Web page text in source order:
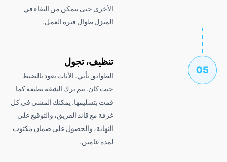
الأخرى حتى تتمكن من البقاء في
المنزل طوال فترة العمل.
تنظيف، تجول
الطوابق تأتي. الأثاث يعود بالضبط
حيث كان. يتم ترك الشقة نظيفة كما
قمت بتسليمها. يمكنك المشي في كل
غرفة مع قائد الفريق، والتوقيع على
النهاية، والحصول على ضمان مكتوب
لمدة عامين.